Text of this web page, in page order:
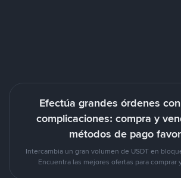
Efectúa grandes órdenes
complicaciones: compra y
métodos de pago
Intercambia un gran volumen de USDT en
Encuentra las mejores ofertas para comprar